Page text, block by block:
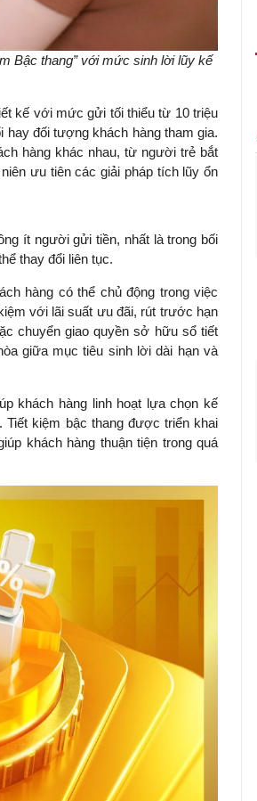
Bậc thang” với mức sinh lời lũy kế
kế với mức gửi tối thiểu từ 10 triệu
hay đối tượng khách hàng tham gia.
hàng khác nhau, từ người trẻ bắt
ưu tiên các giải pháp tích lũy ổn
ít người gửi tiền, nhất là trong bối
thay đổi liên tục.
hàng có thể chủ động trong việc
với lãi suất ưu đãi, rút trước hạn
chuyển giao quyền sở hữu sổ tiết
giữa mục tiêu sinh lời dài hạn và
khách hàng linh hoạt lựa chọn kế
kiệm bậc thang được triển khai
khách hàng thuận tiện trong quá
nghĩa hỗ trợ ngắn hạn mà còn
đóng vai trò tạo nền tảng cho
tăng trưởng bền vững dài hạn.